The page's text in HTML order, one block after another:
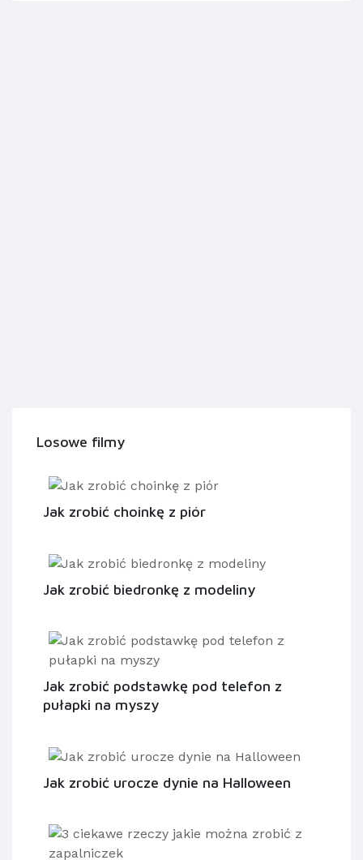
Losowe filmy
Jak zrobić choinkę z piór
Jak zrobić biedronkę z modeliny
Jak zrobić podstawkę pod telefon z
pułapki na myszy
Jak zrobić urocze dynie na Halloween